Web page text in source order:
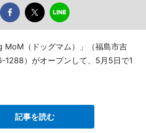
MoM（ドッグマム）」（福島市吉
）がオープンして、5月5日で1
記事を読む